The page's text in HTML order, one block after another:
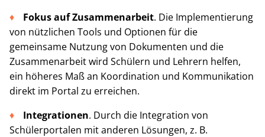
Fokus auf Zusammenarbeit. Die Implementierung
von nützlichen Tools und Optionen für die
gemeinsame Nutzung von Dokumenten und die
Zusammenarbeit wird Schülern und Lehrern helfen,
ein höheres Maß an Koordination und Kommunikation
direkt im Portal zu erreichen.
Integrationen. Durch die Integration von
Schülerportalen mit anderen Lösungen, z. B.